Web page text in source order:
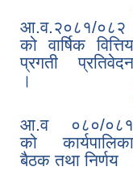
आ.व.२०८१/०८२
को वार्षिक वित्तिय
प्रगती प्रतिवेदन
।
आ.व ०८०/०८१
को कार्यपालिका
बैठक तथा निर्णय